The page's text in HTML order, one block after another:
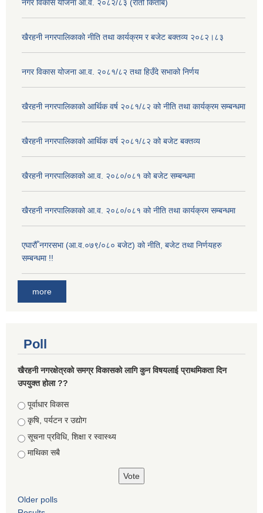
नगर विकास योजना आ.व. २०८२/८३ (रातो किताब)
खैरहनी नगरपालिकाको नीति तथा कार्यक्रम र बजेट बक्तव्य २०८२।८३
नगर विकास योजना आ.व. २०८१/८२ तथा हिउँदे सभाको निर्णय
खैरहनी नगरपालिकाको आर्थिक वर्ष २०८१/८२ को नीति तथा कार्यक्रम सम्बन्धमा
खैरहनी नगरपालिकाको आर्थिक वर्ष २०८१/८२ को बजेट बक्तव्य
खैरहनी नगरपालिकाको आ.व. २०८०/०८१ को बजेट सम्बन्धमा
खैरहनी नगरपालिकाको आ.व. २०८०/०८१ को नीति तथा कार्यक्रम सम्बन्धमा
एघारौँ नगरसभा (आ.व.०७९/०८० बजेट) को नीति, बजेट तथा निर्णयहरु
सम्बन्धमा !!
more
Poll
खैरहनी नगरक्षेत्रको समग्र विकासको लागि कुन विषयलाई प्राथमिकता दिन
उपयुक्त होला ??
Choices
पूर्वाधार विकास
कृषि, पर्यटन र उद्योग
सूचना प्रविधि, शिक्षा र स्वास्थ्य
माथिका सबै
Older polls